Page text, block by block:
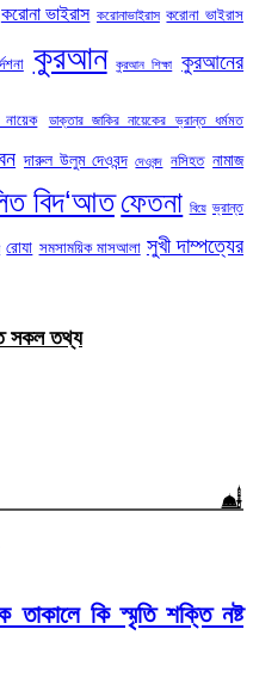
করোনা ভাইরাস করোনাভাইরাস করোনা ভাইরাস
কুরআন কুরআন শিক্ষা কুরআনের
নায়েক ডাক্তার জাকির নায়েকের ভ্রান্ত ধর্মমত
দারুল উলুম দেওবন্দ দেওবন্দ নসিহত নামাজ
বিদ‘আত ফেতনা বিয়ে ভ্রান্ত
রোযা সমসাময়িক মাসআলা সুখী দাম্পত্যের
সকল তথ্য
তাকালে কি স্মৃতি শক্তি নষ্ট